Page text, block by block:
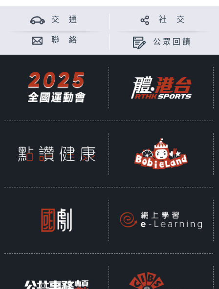
交 通 社 交
聯 絡 公眾回饋